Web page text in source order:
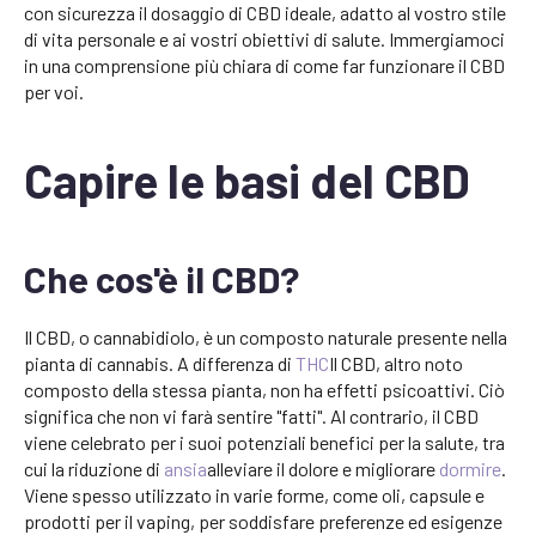
con sicurezza il dosaggio di CBD ideale, adatto al vostro stile
di vita personale e ai vostri obiettivi di salute. Immergiamoci
in una comprensione più chiara di come far funzionare il CBD
per voi.
Capire le basi del CBD
Che cos'è il CBD?
Il CBD, o cannabidiolo, è un composto naturale presente nella
pianta di cannabis. A differenza di THCIl CBD, altro noto
composto della stessa pianta, non ha effetti psicoattivi. Ciò
significa che non vi farà sentire "fatti". Al contrario, il CBD
viene celebrato per i suoi potenziali benefici per la salute, tra
cui la riduzione di ansiaalleviare il dolore e migliorare dormire.
Viene spesso utilizzato in varie forme, come oli, capsule e
prodotti per il vaping, per soddisfare preferenze ed esigenze